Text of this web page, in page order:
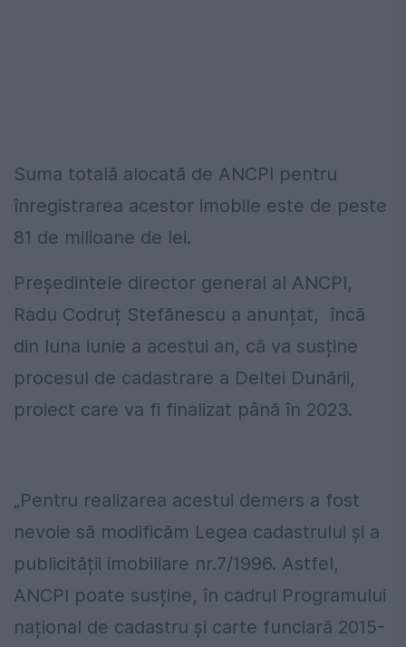
Suma totală alocată de ANCPI pentru
înregistrarea acestor imobile este de peste
81 de milioane de lei.
Președintele director general al ANCPI,
Radu Codruț Stefănescu a anunțat, încă
din luna iunie a acestui an, că va susține
procesul de cadastrare a Deltei Dunării,
proiect care va fi finalizat până în 2023.
„Pentru realizarea acestui demers a fost
nevoie să modificăm Legea cadastrului și a
publicității imobiliare nr.7/1996. Astfel,
ANCPI poate susține, în cadrul Programului
național de cadastru și carte funciară 2015-